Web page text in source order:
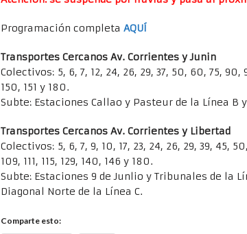
Programación completa AQUÍ
Transportes Cercanos Av. Corrientes y Junin
Colectivos: 5, 6, 7, 12, 24, 26, 29, 37, 50, 60, 75, 90,
150, 151 y 180.
Subte: Estaciones Callao y Pasteur de la Línea B
Transportes Cercanos Av. Corrientes y Libertad
Colectivos: 5, 6, 7, 9, 10, 17, 23, 24, 26, 29, 39, 45,
109, 111, 115, 129, 140, 146 y 180.
Subte: Estaciones 9 de Junlio y Tribunales de la
Diagonal Norte de la Línea C.
Comparte esto: